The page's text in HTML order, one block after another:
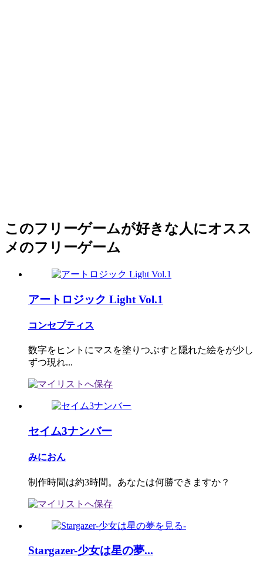
このフリーゲームが好きな人にオスス
メのフリーゲーム
アートロジック Light Vol.1
コンセプティス
数字をヒントにマスを塗りつぶすと隠れた絵をが少し
ずつ現れ...
セイム3ナンバー
みにおん
制作時間は約3時間。あなたは何勝できますか？
Stargazer-少女は星の夢...